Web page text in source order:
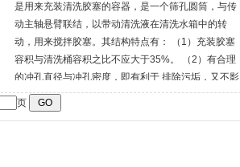
是用来充装清洗胶塞的容器，是一个筛孔圆筒，与传
动主轴悬臂联结，以带动清洗液在清洗水箱中的转
动，用来搅拌胶塞。其结构特点有： （1）充装胶塞
容积与清洗桶容积之比不应大于35%。 （2）有合理
的冲孔直径与冲孔密度，即有利于 排除污垢，又不影
响桶体刚度。 （3）清洗桶长度与直径之比不应小于
1.2~1.5。 （4）有合理的内螺旋搅拌板，以满足清
页